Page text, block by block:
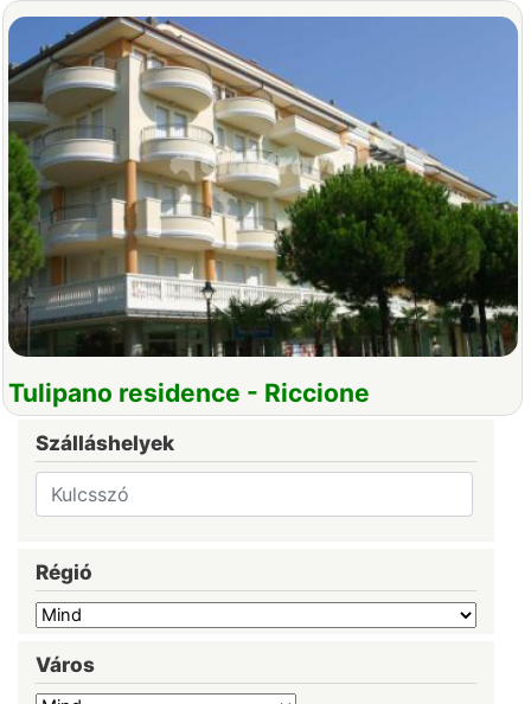
Tulipano residence - Riccione
Szálláshelyek
Régió
Város